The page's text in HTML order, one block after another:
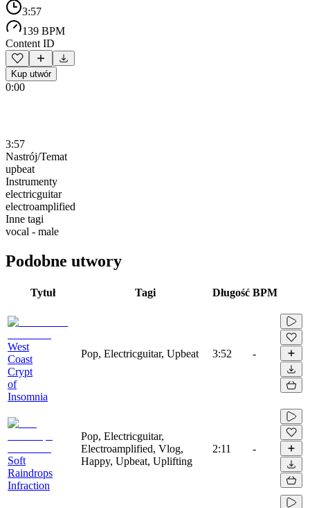
3:57
139 BPM
Content ID
Kup utwór
0:00
3:57
Nastrój/Temat
upbeat
Instrumenty
electricguitar
electroamplified
Inne tagi
vocal - male
Podobne utwory
Tytuł Tagi Długość BPM
West
Coast
Crypt
of
Insomnia
Pop, Electricguitar, Upbeat 3:52 -
Soft
Raindrops
Infraction
Pop, Electricguitar,
Electroamplified, Vlog,
Happy, Upbeat, Uplifting
2:11 -